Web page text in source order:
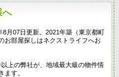
へ
月07日更新。2021年築（東京都町
お部屋探しはネクストライフへお
以上の弊社が、地域最大級の物件情
ます。